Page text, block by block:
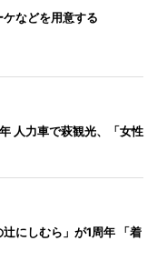
などを用意する
人力車で萩観光、「女性
にしむら」が1周年 「着